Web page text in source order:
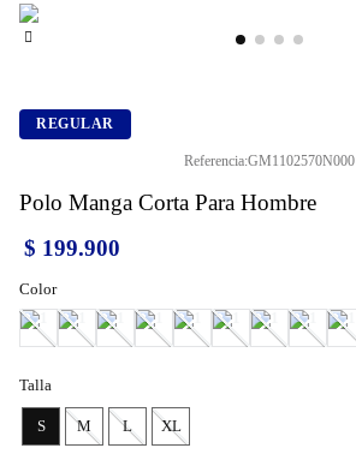
REGULAR
Referencia:GM1102570N000
Polo Manga Corta Para Hombre
$ 199.900
Color
Talla
S M L XL